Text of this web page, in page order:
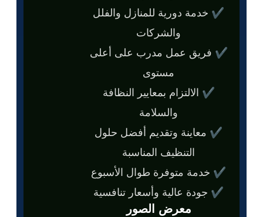
✔ خدمة دورية للمنازل والفلل
والشركات
✔ فريق عمل مدرب على أعلى
مستوى
✔ الالتزام بمعايير النظافة
والسلامة
✔ معاينة وتقديم أفضل حلول
التنظيف المناسبة
✔ خدمة متوفرة طوال الأسبوع
✔ جودة عالية وأسعار تنافسية
معرض الصور